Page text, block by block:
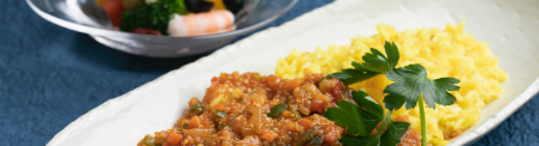
10.お問合せ先
株式会社けんぶちVIVAマルシェ
〒098-0338
北海道上川郡剣淵町仲町16-1